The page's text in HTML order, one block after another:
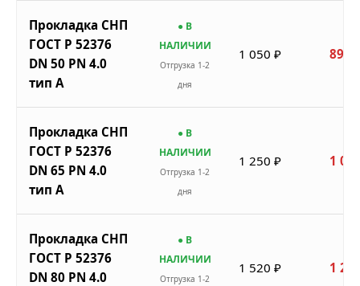
Прокладка СНП
ГОСТ Р 52376
DN 50 PN 4.0
тип A
● В
НАЛИЧИИ
Отгрузка 1-2
дня
1 050 ₽ 893
Прокладка СНП
ГОСТ Р 52376
DN 65 PN 4.0
тип A
● В
НАЛИЧИИ
Отгрузка 1-2
дня
1 250 ₽ 1
Прокладка СНП
ГОСТ Р 52376
DN 80 PN 4.0
● В
НАЛИЧИИ
Отгрузка 1-2
1 520 ₽ 1